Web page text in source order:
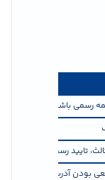
رسمی باشد
تایید رسمی
بودن آدرس